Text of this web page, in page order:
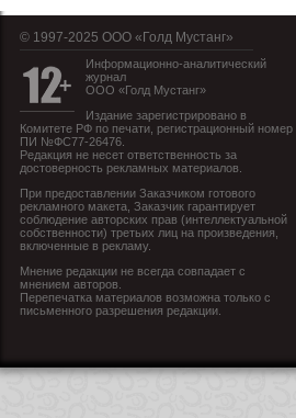
© 1997-2025 OOO «Голд Мустанг»
Информационно-аналитический
журнал
ООО «Голд Мустанг»
Издание зарегистрировано в
Комитете РФ по печати, регистрационный номер
ПИ №ФС77-26476.
Редакция не несет ответственность за
достоверность рекламных материалов.
При предоставлении Заказчиком готового
рекламного макета, Заказчик гарантирует
соблюдение авторских прав (интеллектуальной
собственности) третьих лиц на произведения,
включенные в рекламу.
Мнение редакции не всегда совпадает с
мнением авторов.
Перепечатка материалов возможна только с
письменного разрешения редакции.